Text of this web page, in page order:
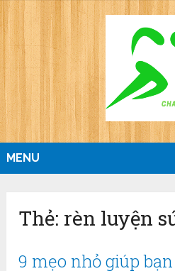
MENU
Thẻ: rèn luyện
9 mẹo nhỏ giúp